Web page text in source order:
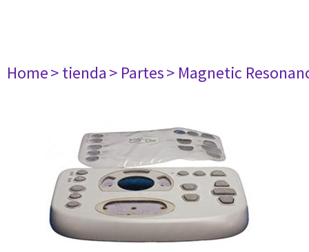
Home> tienda> Partes> Magnetic